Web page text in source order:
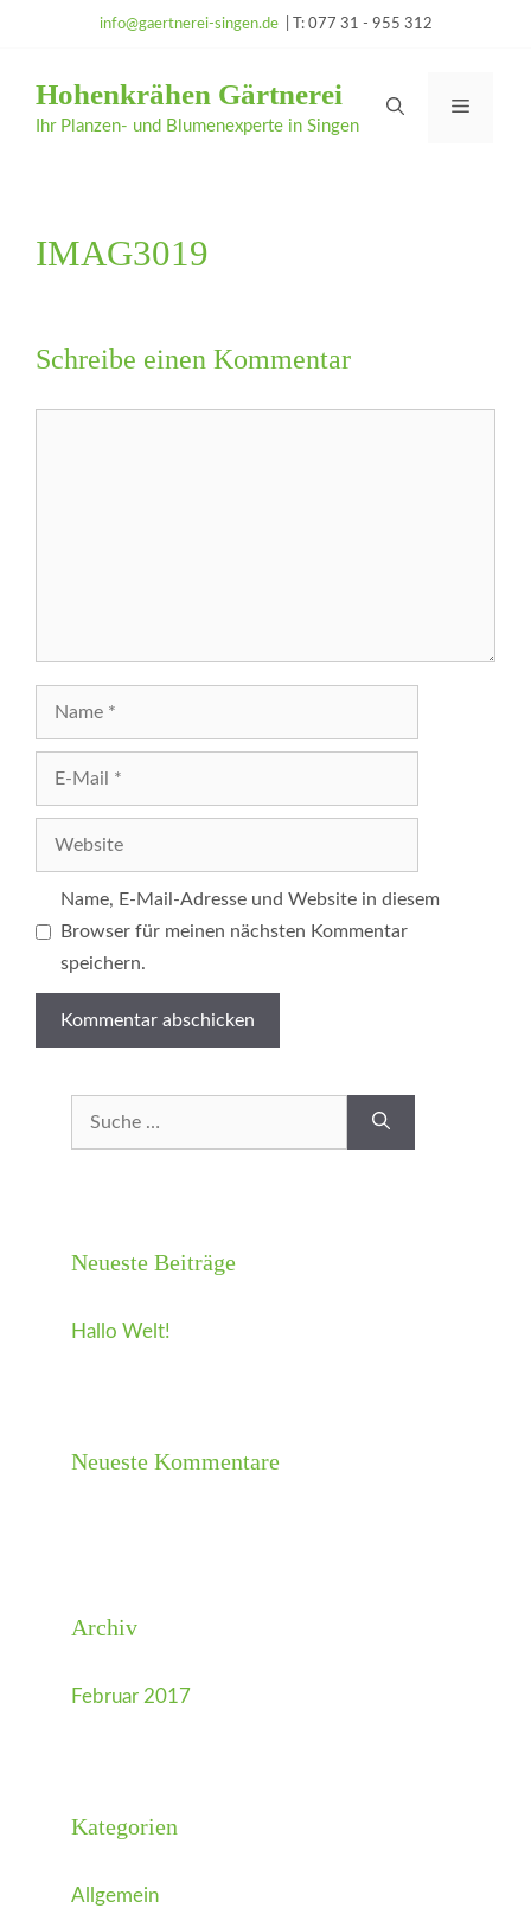
info@gaertnerei-singen.de| T: 077 31 - 955 312
Hohenkrähen Gärtnerei
Ihr Planzen- und Blumenexperte in Singen
Menü
IMAG3019
Schreibe einen Kommentar
Name, E-Mail-Adresse und Website in diesem
Browser für meinen nächsten Kommentar
speichern.
Neueste Beiträge
Hallo Welt!
Neueste Kommentare
Archiv
Februar 2017
Kategorien
Allgemein